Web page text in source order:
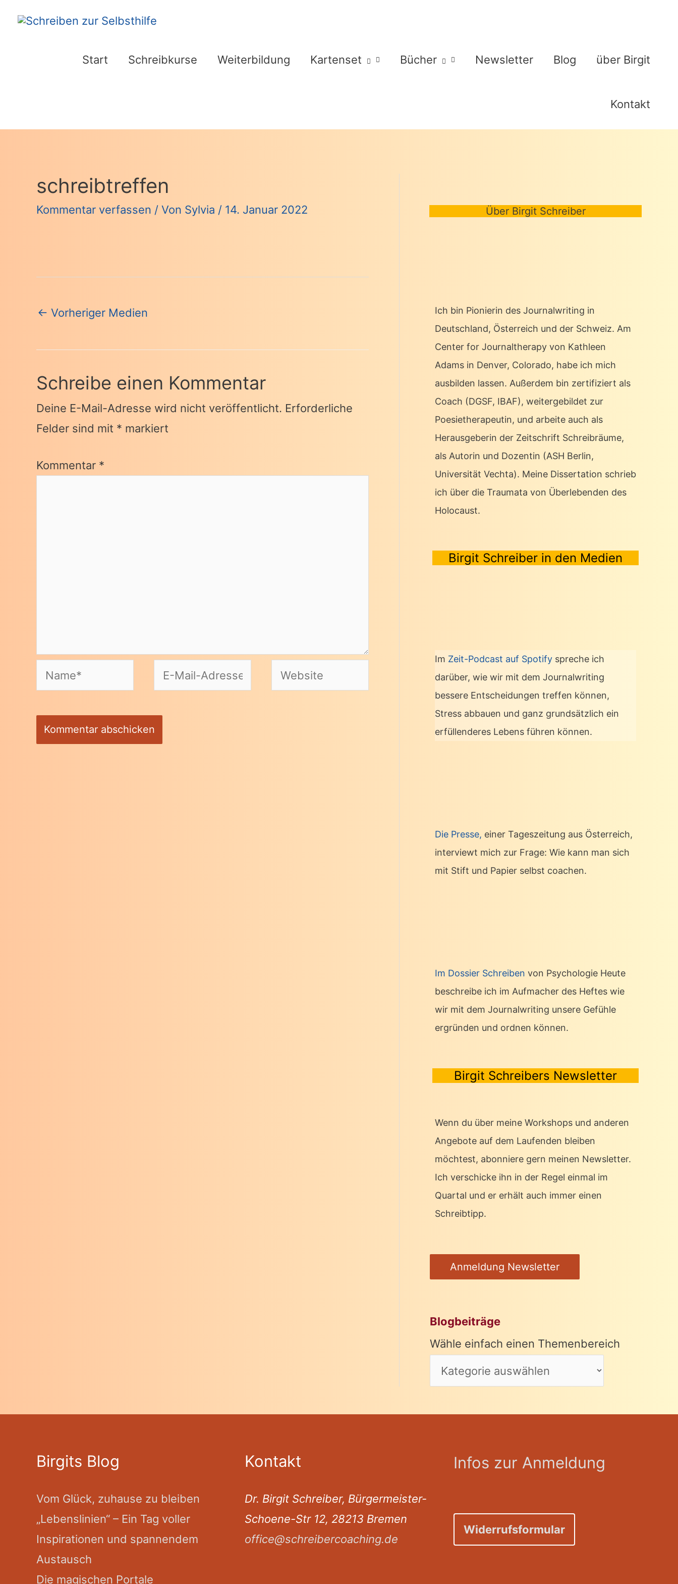
Start Schreibkurse Weiterbildung Kartenset Bücher Newsletter Blog über Birgit
Kontakt
schreibtreffen
Kommentar verfassen / Von Sylvia / 14. Januar 2022
Beitragsnavigation
← Vorheriger Medien
Schreibe einen Kommentar
Deine E-Mail-Adresse wird nicht veröffentlicht. Erforderliche
Felder sind mit * markiert
Kommentar *
Name*
E-
Mail-
Website
Über Birgit Schreiber
Ich bin Pionierin des Journalwriting in
Deutschland, Österreich und der Schweiz. Am
Center for Journaltherapy von Kathleen
Adams in Denver, Colorado, habe ich mich
ausbilden lassen. Außerdem bin zertifiziert als
Coach (DGSF, IBAF), weitergebildet zur
Poesietherapeutin, und arbeite auch als
Herausgeberin der Zeitschrift Schreibräume,
als Autorin und Dozentin (ASH Berlin,
Universität Vechta). Meine Dissertation schrieb
ich über die Traumata von Überlebenden des
Holocaust.
Birgit Schreiber in den Medien
Im Zeit-Podcast auf Spotify spreche ich
darüber, wie wir mit dem Journalwriting
bessere Entscheidungen treffen können,
Stress abbauen und ganz grundsätzlich ein
erfüllenderes Lebens führen können.
Die Presse, einer Tageszeitung aus Österreich,
interviewt mich zur Frage: Wie kann man sich
mit Stift und Papier selbst coachen.
Im Dossier Schreiben von Psychologie Heute
beschreibe ich im Aufmacher des Heftes wie
wir mit dem Journalwriting unsere Gefühle
ergründen und ordnen können.
Birgit Schreibers Newsletter
Wenn du über meine Workshops und anderen
Angebote auf dem Laufenden bleiben
möchtest, abonniere gern meinen Newsletter.
Ich verschicke ihn in der Regel einmal im
Quartal und er erhält auch immer einen
Schreibtipp.
Anmeldung Newsletter
Blogbeiträge
Wähle einfach einen Themenbereich
Birgits Blog
Vom Glück, zuhause zu bleiben
„Lebenslinien“ – Ein Tag voller
Inspirationen und spannendem
Austausch
Die magischen Portale
Kontakt
Dr. Birgit Schreiber, Bürgermeister-
Schoene-Str 12, 28213 Bremen
office@schreibercoaching.de
Infos zur Anmeldung
Widerrufsformular